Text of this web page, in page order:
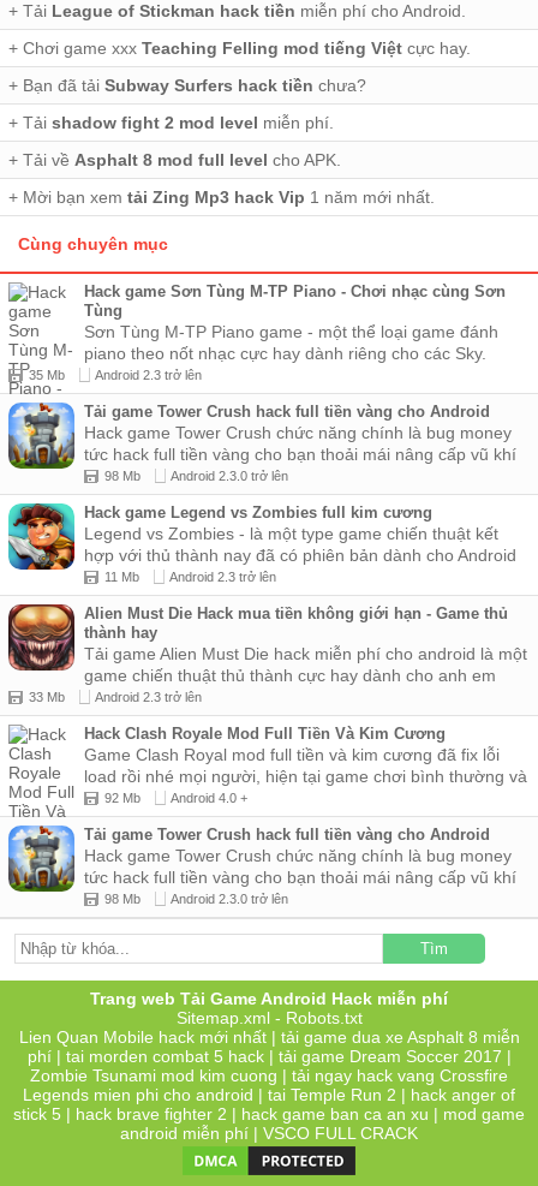
+ Tải League of Stickman hack tiền miễn phí cho Android.
+ Chơi game xxx Teaching Felling mod tiếng Việt cực hay.
+ Bạn đã tải Subway Surfers hack tiền chưa?
+ Tải shadow fight 2 mod level miễn phí.
+ Tải về Asphalt 8 mod full level cho APK.
+ Mời bạn xem tải Zing Mp3 hack Vip 1 năm mới nhất.
Cùng chuyên mục
Hack game Sơn Tùng M-TP Piano - Chơi nhạc cùng Sơn
Tùng
Sơn Tùng M-TP Piano game - một thể loại game đánh
piano theo nốt nhạc cực hay dành riêng cho các Sky.
Game có phon...
35 Mb Android 2.3 trở lên
Tải game Tower Crush hack full tiền vàng cho Android
Hack game Tower Crush chức năng chính là bug money
tức hack full tiền vàng cho bạn thoải mái nâng cấp vũ khí
thủ...98 Mb Android 2.3.0 trở lên
Hack game Legend vs Zombies full kim cương
Legend vs Zombies - là một type game chiến thuật kết
hợp với thủ thành nay đã có phiên bản dành cho Android
và ...11 Mb Android 2.3 trở lên
Alien Must Die Hack mua tiền không giới hạn - Game thủ
thành hay
Tải game Alien Must Die hack miễn phí cho android là một
game chiến thuật thủ thành cực hay dành cho anh em
trong ...
33 Mb Android 2.3 trở lên
Hack Clash Royale Mod Full Tiền Và Kim Cương
Game Clash Royal mod full tiền và kim cương đã fix lỗi
load rồi nhé mọi người, hiện tại game chơi bình thường và
không có lỗi...
92 Mb Android 4.0 +
Tải game Tower Crush hack full tiền vàng cho Android
Hack game Tower Crush chức năng chính là bug money
tức hack full tiền vàng cho bạn thoải mái nâng cấp vũ khí
thủ...98 Mb Android 2.3.0 trở lên
Tìm
Trang web Tải Game Android Hack miễn phí
Sitemap.xml- Robots.txt
Lien Quan Mobile hackmới nhất | tải game dua xe Asphalt 8 miễn
phí | tai morden combat 5 hack| tải game Dream Soccer 2017 |
Zombie Tsunami mod kim cuong | tải ngay hack vang Crossfire
Legends mien phi cho android | tai Temple Run 2 | hack anger of
stick 5 | hack brave fighter 2 | hack game ban ca an xu | mod game
android miễn phí | VSCO FULL CRACK